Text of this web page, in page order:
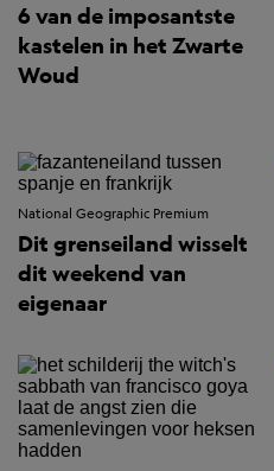
6 van de imposantste
kastelen in het Zwarte
Woud
National Geographic Premium
Dit grenseiland wisselt
dit weekend van
eigenaar